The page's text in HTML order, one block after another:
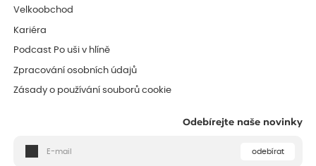
Velkoobchod
Kariéra
Podcast Po uši v hlíně
Zpracování osobních údajů
Zásady o používání souborů cookie
Odebírejte naše novinky
odebírat